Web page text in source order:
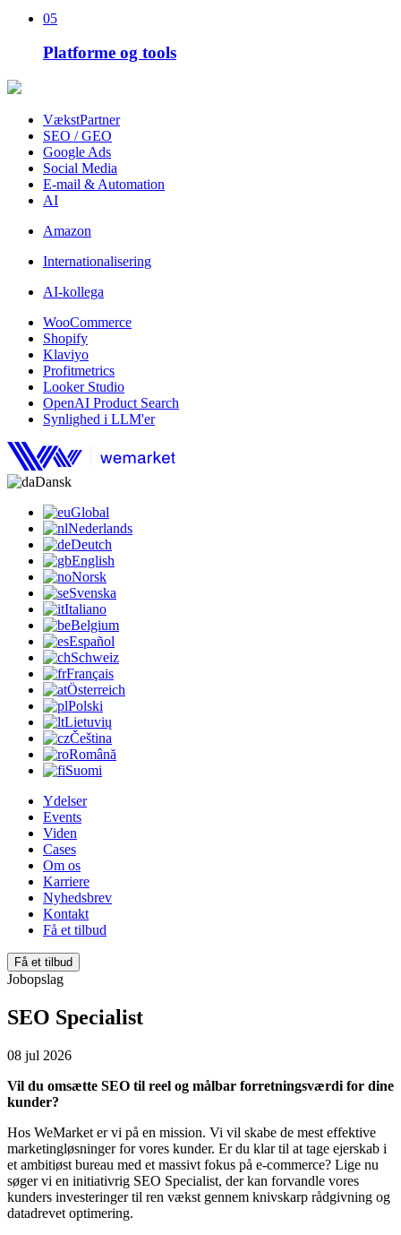
05
Platforme og tools
VækstPartner
SEO / GEO
Google Ads
Social Media
E-mail & Automation
AI
Amazon
Internationalisering
AI-kollega
WooCommerce
Shopify
Klaviyo
Profitmetrics
Looker Studio
OpenAI Product Search
Synlighed i LLM'er
Dansk
Global
Nederlands
Deutch
English
Norsk
Svenska
Italiano
Belgium
Español
Schweiz
Français
Österreich
Polski
Lietuvių
Čeština
Română
Suomi
Ydelser
Events
Viden
Cases
Om os
Karriere
Nyhedsbrev
Kontakt
Få et tilbud
Få et tilbud
Jobopslag
SEO Specialist
08 jul 2026
Vil du omsætte SEO til reel og målbar forretningsværdi for dine
kunder?
Hos WeMarket er vi på en mission. Vi vil skabe de mest effektive
marketingløsninger for vores kunder. Er du klar til at tage ejerskab i
et ambitiøst bureau med et massivt fokus på e-commerce? Lige nu
søger vi en initiativrig SEO Specialist, der kan forvandle vores
kunders investeringer til ren vækst gennem knivskarp rådgivning og
datadrevet optimering.